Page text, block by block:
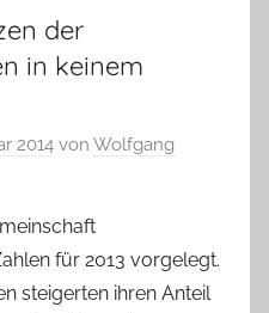
der
in keinem
2014 von Wolfgang
für 2013 vorgelegt.
steigerten ihren Anteil